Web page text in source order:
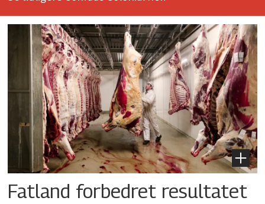
Fatland forbedret resultatet